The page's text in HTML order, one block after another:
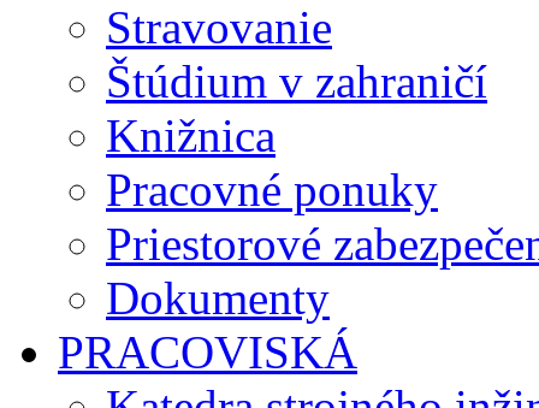
Stravovanie
Štúdium v zahraničí
Knižnica
Pracovné ponuky
Priestorové
Dokumenty
PRACOVISKÁ